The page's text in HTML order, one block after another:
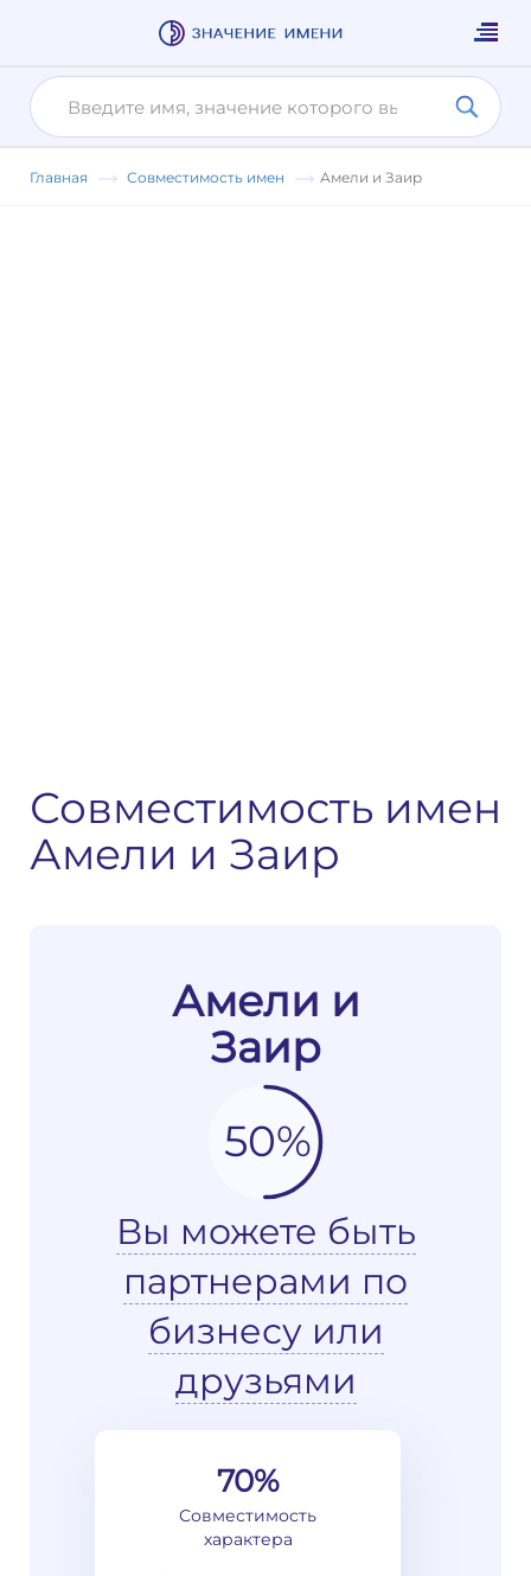
Главная Совместимость имен Амели и Заир
Совместимость имен
Амели и Заир
Амели и
Заир
50%
Вы можете быть
партнерами по
бизнесу или
друзьями
70%
Совместимость
характера